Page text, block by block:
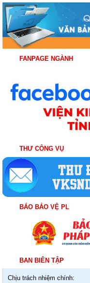
FANPAGE NGÀNH
THƯ CÔNG VỤ
BÁO BẢO VỆ PL
BAN BIÊN TẬP
Chịu trách nhiệm chính: